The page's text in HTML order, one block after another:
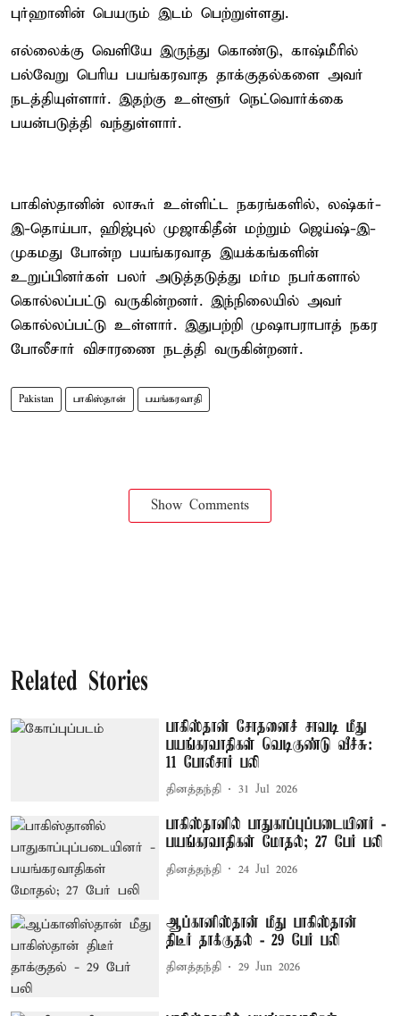
புர்ஹானின் பெயரும் இடம் பெற்றுள்ளது.
எல்லைக்கு வெளியே இருந்து கொண்டு, காஷ்மீரில்
பல்வேறு பெரிய பயங்கரவாத தாக்குதல்களை அவர்
நடத்தியுள்ளார். இதற்கு உள்ளூர் நெட்வொர்க்கை
பயன்படுத்தி வந்துள்ளார்.
பாகிஸ்தானின் லாகூர் உள்ளிட்ட நகரங்களில், லஷ்கர்-
இ-தொய்பா, ஹிஜ்புல் முஜாகிதீன் மற்றும் ஜெய்ஷ்-இ-
முகமது போன்ற பயங்கரவாத இயக்கங்களின்
உறுப்பினர்கள் பலர் அடுத்தடுத்து மர்ம நபர்களால்
கொல்லப்பட்டு வருகின்றனர். இந்நிலையில் அவர்
கொல்லப்பட்டு உள்ளார். இதுபற்றி முஷாபராபாத் நகர
போலீசார் விசாரணை நடத்தி வருகின்றனர்.
Pakistan பாகிஸ்தான் பயங்கரவாதி
Show Comments
Related Stories
பாகிஸ்தான் சோதனைச் சாவடி மீது
பயங்கரவாதிகள் வெடிகுண்டு வீச்சு:
11 போலீசார் பலி
தினத்தந்தி 31 Jul 2026
பாகிஸ்தானில் பாதுகாப்புப்படையினர் -
பயங்கரவாதிகள் மோதல்; 27 பேர் பலி
தினத்தந்தி 24 Jul 2026
ஆப்கானிஸ்தான் மீது பாகிஸ்தான்
திடீர் தாக்குதல் - 29 பேர் பலி
தினத்தந்தி 29 Jun 2026